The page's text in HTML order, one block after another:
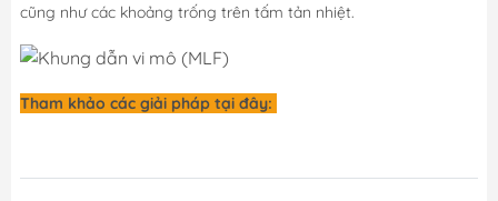
cũng như các khoảng trống trên tấm tản nhiệt.
Tham khảo các giải pháp tại đây: